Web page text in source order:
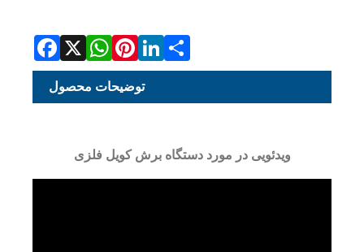
توضیحات محصول
ویدئویی در مورد دستگاه برش کویل فلزی